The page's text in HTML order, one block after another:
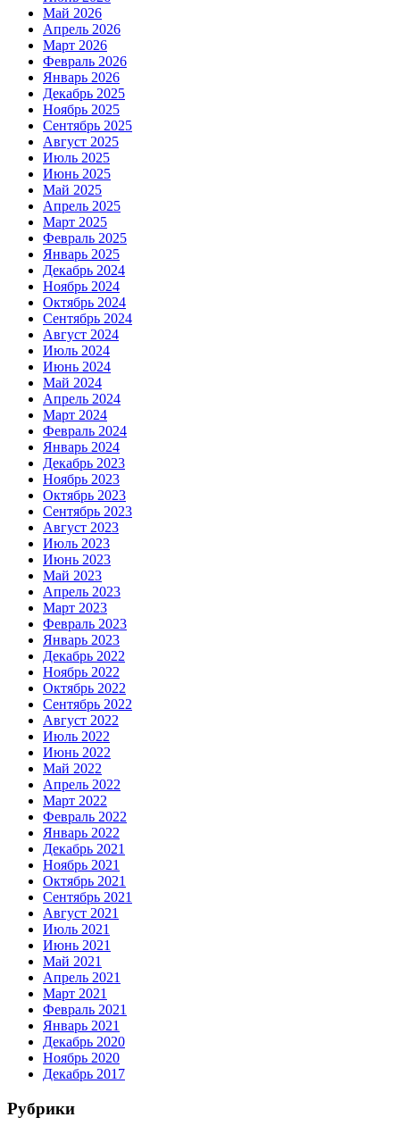
Май 2026
Апрель 2026
Март 2026
Февраль 2026
Январь 2026
Декабрь 2025
Ноябрь 2025
Сентябрь 2025
Август 2025
Июль 2025
Июнь 2025
Май 2025
Апрель 2025
Март 2025
Февраль 2025
Январь 2025
Декабрь 2024
Ноябрь 2024
Октябрь 2024
Сентябрь 2024
Август 2024
Июль 2024
Июнь 2024
Май 2024
Апрель 2024
Март 2024
Февраль 2024
Январь 2024
Декабрь 2023
Ноябрь 2023
Октябрь 2023
Сентябрь 2023
Август 2023
Июль 2023
Июнь 2023
Май 2023
Апрель 2023
Март 2023
Февраль 2023
Январь 2023
Декабрь 2022
Ноябрь 2022
Октябрь 2022
Сентябрь 2022
Август 2022
Июль 2022
Июнь 2022
Май 2022
Апрель 2022
Март 2022
Февраль 2022
Январь 2022
Декабрь 2021
Ноябрь 2021
Октябрь 2021
Сентябрь 2021
Август 2021
Июль 2021
Июнь 2021
Май 2021
Апрель 2021
Март 2021
Февраль 2021
Январь 2021
Декабрь 2020
Ноябрь 2020
Декабрь 2017
Рубрики